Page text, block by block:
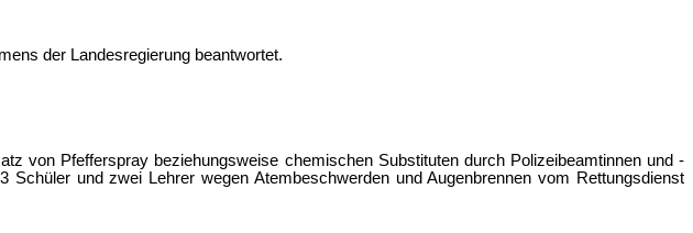
der Landesregierung beantwortet.
von Pfefferspray beziehungsweise chemischen Substituten durch Polizeibeamtinnen und -
und zwei Lehrer wegen Atembeschwerden und Augenbrennen vom Rettungsdienst